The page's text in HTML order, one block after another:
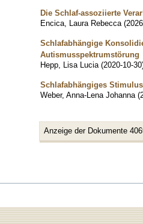
Die Schlaf-assoziierte
Encica, Laura Rebecca (
Schlafabhängige
Autismusspektrumstörung
Hepp, Lisa Lucia (2020-10-30
Schlafabhängiges
Weber, Anna-Lena Johanna (
Anzeige der Dokumente